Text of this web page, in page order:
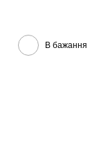
В бажання